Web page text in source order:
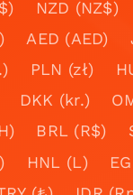
NZD (NZ$)
AED (AED)
PLN (zł)
DKK (kr.)
BRL (R$)
HNL (L)